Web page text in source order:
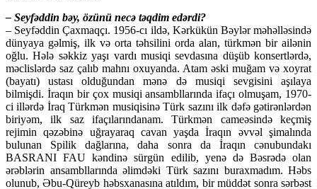
– Seyfəddin bəy, özünü necə təqdim edərdi?
– Seyfəddin Çaxmaqçı. 1956-cı ildə, Kərkükün Bəylər məhəlləsində
dünyaya gəlmiş, ilk və orta təhsilini orda alan, türkmən bir ailənin
oğlu. Hələ səkkiz yaşı vardı musiqi sevdasına düşüb konsertlərdə,
məclislərdə saz çalıb mahnı oxuyanda. Atam əski muğam və xoyrat
(bayatı) ustası olduğundan mənə də musiqi sevgisini aşılaya
bilmişdi. İraqın bir çox musiqi ansambllarında ifaçı olmuşam, 1970-
ci illərdə İraq Türkmən musiqisinə Türk sazını ilk dəfə gətirənlərdən
biriyəm, ilk saz ifaçılarındanam. Türkmən cameəsində keçmiş
rejimin qəzəbinə uğrayaraq cavan yaşda İraqın əvvəl şimalında
bulunan Spilik dağlarına, daha sonra da İraqın cənubundakı
BASRANI FAU kəndinə sürgün edilib, yenə də Bəsrədə olan
ərəblərin ansambllarında əlimdəki Türk sazını buraxmadım. Həbs
olunub, Əbu-Qüreyb həbsxanasına atıldım, bir müddət sonra sərbəst